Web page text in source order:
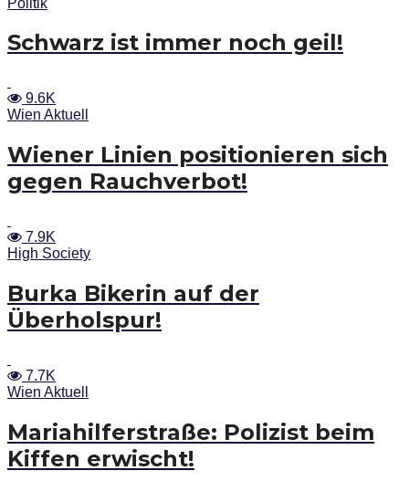
Schwarz ist immer noch geil!
9.6K
Wien Aktuell
Wiener Linien positionieren sich
gegen Rauchverbot!
7.9K
High Society
Burka Bikerin auf der
Überholspur!
7.7K
Wien Aktuell
Mariahilferstraße: Polizist beim
Kiffen erwischt!